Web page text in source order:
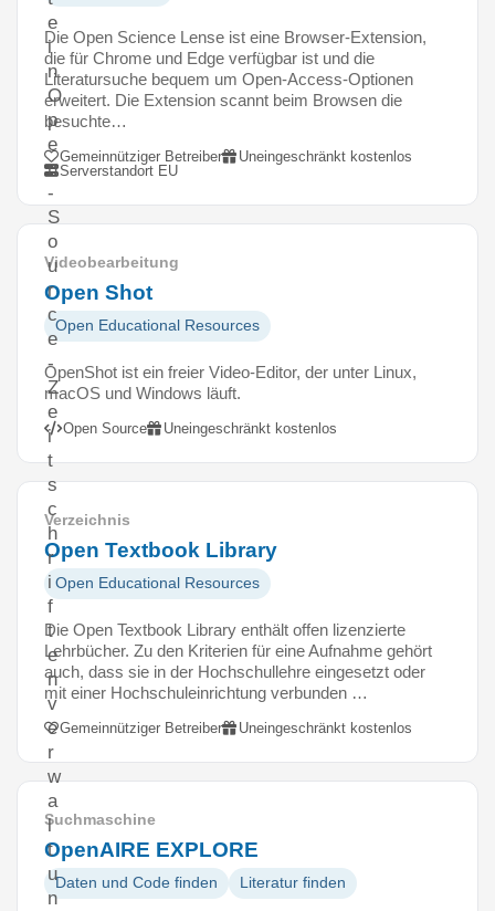
e
i
n
O
p
e
n
-
S
o
u
r
c
e
-
Z
e
i
t
s
c
h
r
i
f
t
e
n
v
e
r
w
a
l
t
u
n
Die Open Science Lense ist eine Browser-Extension,
die für Chrome und Edge verfügbar ist und die
Literatursuche bequem um Open-Access-Optionen
erweitert. Die Extension scannt beim Browsen die
besuchte…
Gemeinnütziger Betreiber
Uneingeschränkt kostenlos
Serverstandort EU
Videobearbeitung
Open Shot
Open Educational Resources
OpenShot ist ein freier Video-Editor, der unter Linux,
macOS und Windows läuft.
Open Source Uneingeschränkt kostenlos
Verzeichnis
Open Textbook Library
Open Educational Resources
Die Open Textbook Library enthält offen lizenzierte
Lehrbücher. Zu den Kriterien für eine Aufnahme gehört
auch, dass sie in der Hochschullehre eingesetzt oder
mit einer Hochschuleinrichtung verbunden …
Gemeinnütziger Betreiber Uneingeschränkt kostenlos
Suchmaschine
OpenAIRE EXPLORE
Daten und Code finden Literatur finden